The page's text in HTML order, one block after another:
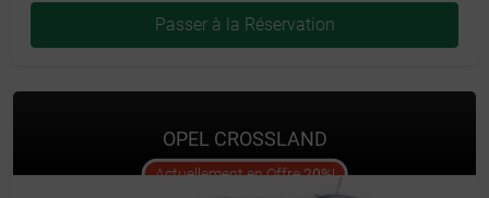
Passer à la Réservation
OPEL CROSSLAND
Actuellement en Offre20%!offer